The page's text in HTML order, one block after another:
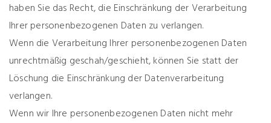
haben Sie das Recht, die Einschränkung der Verarbeitung
Ihrer personenbezogenen Daten zu verlangen.
Wenn die Verarbeitung Ihrer personenbezogenen Daten
unrechtmäßig geschah/geschieht, können Sie statt der
Löschung die Einschränkung der Datenverarbeitung
verlangen.
Wenn wir Ihre personenbezogenen Daten nicht mehr